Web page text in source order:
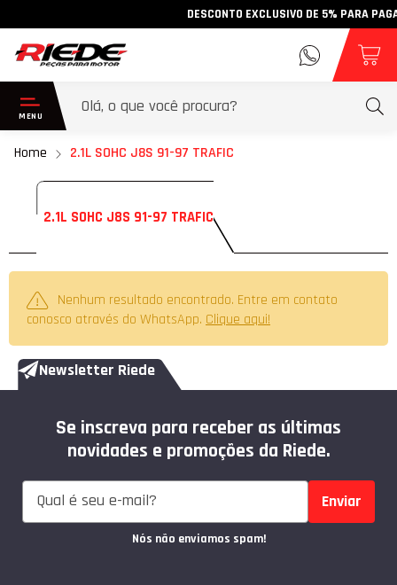
DESCONTO EXCLUSIVO DE 5% PARA
Home 2.1L SOHC J8S 91-97 TRAFIC
2.1L SOHC J8S 91-97 TRAFIC
Nenhum resultado encontrado. Entre em contato
conosco através do WhatsApp. Clique aqui!
Newsletter Riede
Se inscreva para receber as últimas
novidades e promoções da Riede.
Enviar
Nós não enviamos spam!